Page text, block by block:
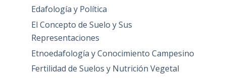
Edafología y Política
El Concepto de Suelo y Sus
Representaciones
Etnoedafología y Conocimiento Campesino
Fertilidad de Suelos y Nutrición Vegetal